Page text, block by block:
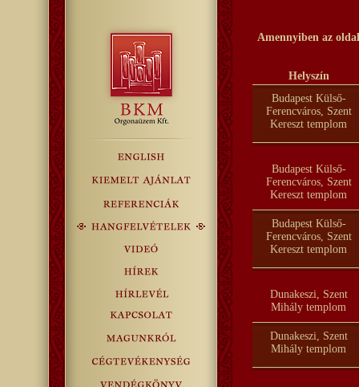
Amennyiben az
Helyszín
Budapest Külső-
Ferencváros, Szent
Kereszt templom
Budapest Külső-
Ferencváros, Szent
Kereszt templom
Budapest Külső-
Ferencváros, Szent
Kereszt templom
Dunakeszi, Szent
Mihály templom
Dunakeszi, Szent
Mihály templom